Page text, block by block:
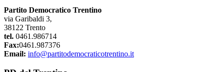
Partito Democratico Trentino
via Garibaldi 3,
38122 Trento
tel. 0461.986714
Fax:0461.987376
Email: info@partitodemocraticotrentino.it